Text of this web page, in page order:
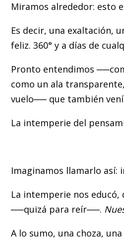
Miramos alrededor: esto
Es decir, una exaltación,
feliz. 360° y a días de
Pronto entendimos
como un ala
vuelo── que también
La intemperie del
Imaginamos llamarlo así:
La intemperie nos educó,
──quizá para reír──.
A lo sumo, una choza,